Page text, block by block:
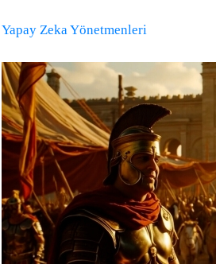
Yapay Zeka Yönetmenleri